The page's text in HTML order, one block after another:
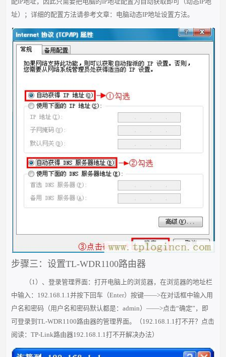
址）
；详细的配置方法请参考文章：电脑动态IP地址设置方法。
步骤三：设置TL-WDR1100路由器
（1）、登录管理界面：打开电脑上的浏览器，在浏览器的地址栏
中输入：192.168.1.1并按下回车（Enter）按键——>在对话框中输入用
户名和密码（用户名和密码默认都是：admin）——>点击“确定”，即
可登录到TL-WDR1100路由器的管理界面。
（192.168.1.1打不开？点击
阅读：TP-Link路由器192.168.1.1打不开解决办法）